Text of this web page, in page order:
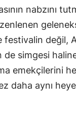
nabzını
değil,
simgesi
emekçilerini
daha aynı